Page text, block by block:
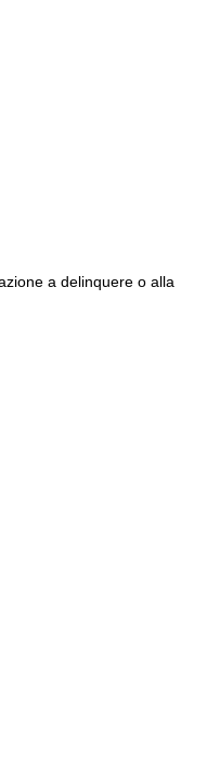
a delinquere o alla